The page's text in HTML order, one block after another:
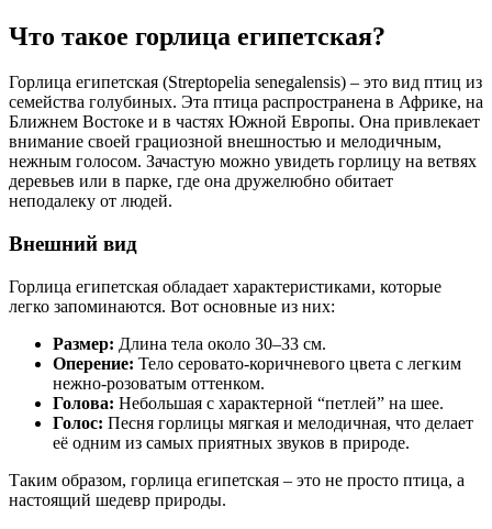
Что такое горлица египетская?
Горлица египетская (Streptopelia senegalensis) – это вид птиц из
семейства голубиных. Эта птица распространена в Африке, на
Ближнем Востоке и в частях Южной Европы. Она привлекает
внимание своей грациозной внешностью и мелодичным,
нежным голосом. Зачастую можно увидеть горлицу на ветвях
деревьев или в парке, где она дружелюбно обитает
неподалеку от людей.
Внешний вид
Горлица египетская обладает характеристиками, которые
легко запоминаются. Вот основные из них:
Размер: Длина тела около 30–33 см.
Оперение: Тело серовато-коричневого цвета с легким
нежно-розоватым оттенком.
Голова: Небольшая с характерной “петлей” на шее.
Голос: Песня горлицы мягкая и мелодичная, что делает
её одним из самых приятных звуков в природе.
Таким образом, горлица египетская – это не просто птица, а
настоящий шедевр природы.